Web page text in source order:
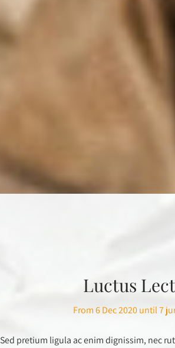
Luctus
From 6 Dec 2020 until 7
Sed pretium ligula ac enim dignissim, nec